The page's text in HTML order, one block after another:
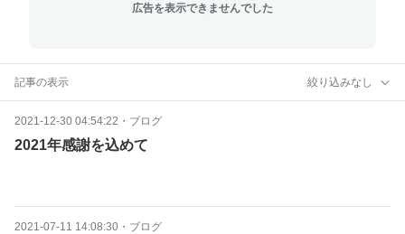
広告を表示できませんでした
記事の表示 絞り込みなし
2021-12-30 04:54:22 ・ ブログ
2021年感謝を込めて
2021-07-11 14:08:30 ・ ブログ